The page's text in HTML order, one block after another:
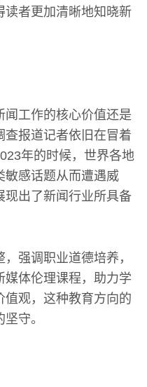
读者更加清晰地知晓新
闻工作的核心价值还是
查报道记者依旧在冒着
年的时候，世界各地
敏感话题从而遭遇威
现出了新闻行业所具备
强调职业道德培养，
体伦理课程，助力学
值观，这种教育方向的
守。